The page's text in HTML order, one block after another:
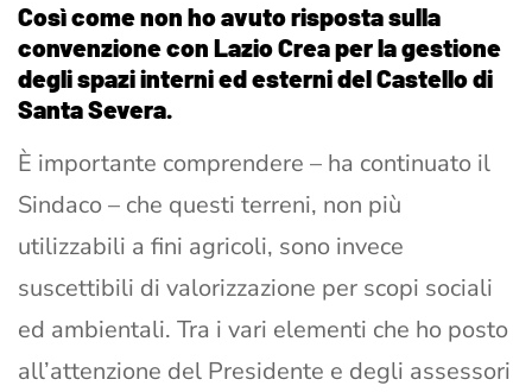
Così come non ho avuto risposta sulla
convenzione con Lazio Crea per la gestione
degli spazi interni ed esterni del Castello di
Santa Severa.
È importante comprendere – ha continuato il
Sindaco – che questi terreni, non più
utilizzabili a fini agricoli, sono invece
suscettibili di valorizzazione per scopi sociali
ed ambientali. Tra i vari elementi che ho posto
all’attenzione del Presidente e degli assessori